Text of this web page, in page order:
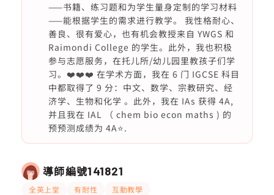
——书籍、练习题和为学生量身定制的学习材料
——能根据学生的需求进行教学。 我性格耐心、
善良、很有爱心，也有机会教授来自 YWGS 和
Raimondi College 的学生。此外，我也积极
参与志愿服务，在托儿所/幼儿园里教孩子们学
习。❤️❤️❤️ 在学术方面，我在 6 门 IGCSE 科目
中都取得了 9 分：中文、数学、宗教研究、经
济学、生物和化学 。此外，我在 IAs 获得 4A,
并且我在 IAL （ chem bio econ maths ) 的
预预测成绩为 4A⭐️.
導師編號141821
全英上堂 有耐性 互動教學